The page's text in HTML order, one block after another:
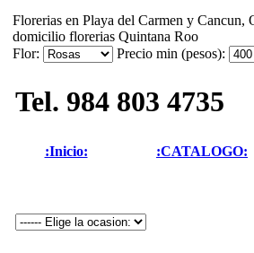
Florerias en Playa del Carmen y
domicilio florerias Quintana Roo
Flor:
Precio min (pesos):
Tel. 984 803 4735
:Inicio: :CATALOGO: